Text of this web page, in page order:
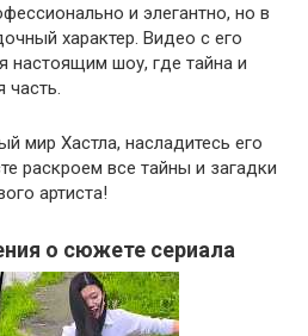
и элегантно, но в
характер. Видео с его
настоящим шоу, где тайна и
часть.
мир Хастла, насладитесь его
раскроем все тайны и загадки
артиста!
о сюжете сериала